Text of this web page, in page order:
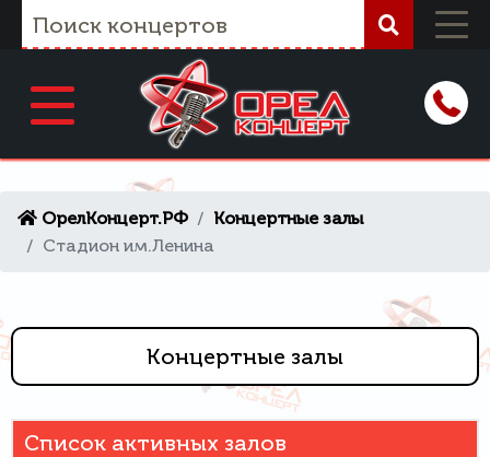
ОрелКонцерт.РФ
Концертные залы
Стадион им.Ленина
Концертные залы
Список активных залов